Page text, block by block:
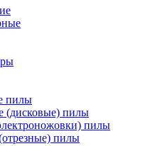
пилы
(дисковые) пилы
пилы
пилы